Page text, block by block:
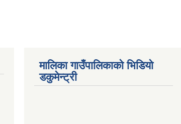
मालिका गाउँपालिकाको भिडियो
डकुमेन्ट्री